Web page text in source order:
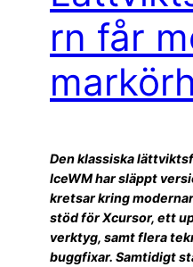
rn får
Den klassiska
IceWM har släppt
kretsar kring
stöd för Xcursor, ett
verktyg, samt flera
buggfixar. Samtidigt